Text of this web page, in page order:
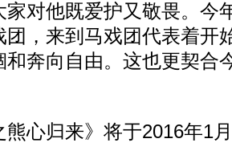
家对他既爱护又敬畏。今
团，来到马戏团代表着开
和奔向自由。这也更契合
归来》将于2016年1月